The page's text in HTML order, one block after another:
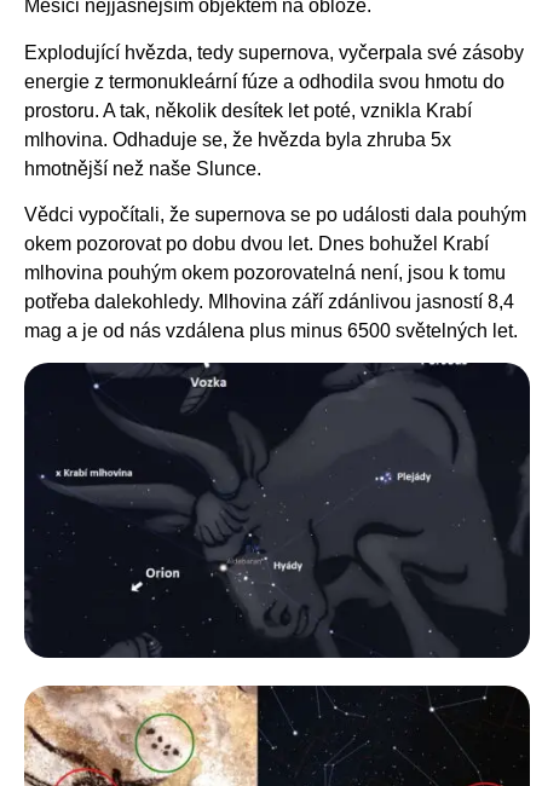
Měsíci nejjasnějším objektem na obloze.
Explodující hvězda, tedy supernova, vyčerpala své zásoby
energie z termonukleární fúze a odhodila svou hmotu do
prostoru. A tak, několik desítek let poté, vznikla Krabí
mlhovina. Odhaduje se, že hvězda byla zhruba 5x
hmotnější než naše Slunce.
Vědci vypočítali, že supernova se po události dala pouhým
okem pozorovat po dobu dvou let. Dnes bohužel Krabí
mlhovina pouhým okem pozorovatelná není, jsou k tomu
potřeba dalekohledy. Mlhovina září zdánlivou jasností 8,4
mag a je od nás vzdálena plus minus 6500 světelných let.